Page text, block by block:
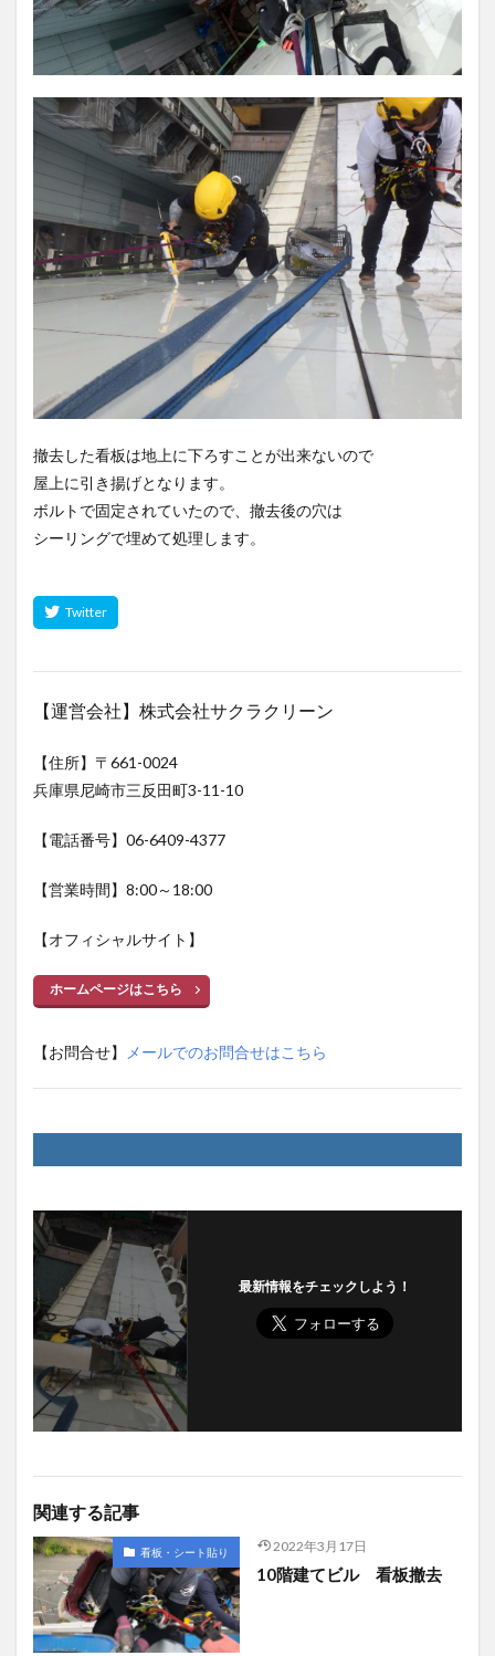
撤去した看板は地上に下ろすことが出来ないので
屋上に引き揚げとなります。
ボルトで固定されていたので、撤去後の穴は
シーリングで埋めて処理します。
【運営会社】株式会社サクラクリーン
【住所】〒661-0024
兵庫県尼崎市三反田町3-11-10
【電話番号】06-6409-4377
【営業時間】8:00～18:00
【オフィシャルサイト】
ホームページはこちら
【お問合せ】 メールでのお問合せはこちら
最新情報をチェックしよう！
関連する記事
看板・シート貼り 2022年3月17日
10階建てビル 看板撤去